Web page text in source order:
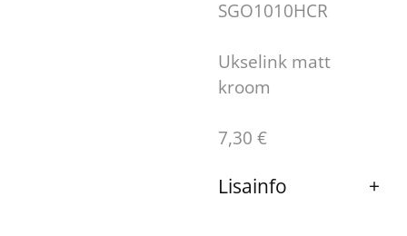
SGO1010HCR
Ukselink matt
kroom
7,30 €
Lisainfo